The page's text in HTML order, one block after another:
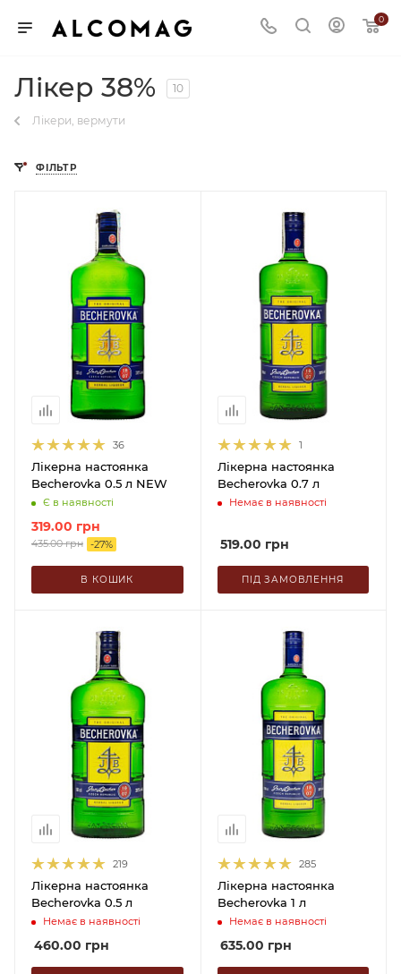
0
Лікер 38% 10
Лікери, вермути
ФІЛЬТР
36
Лікерна настоянка
Becherovka 0.5 л NEW
Є в наявності
319.00 грн
435.00грн -27%
В КОШИК
1
Лікерна настоянка
Becherovka 0.7 л
Немає в наявності
519.00 грн
ПІД ЗАМОВЛЕННЯ
219
Лікерна настоянка
Becherovka 0.5 л
Немає в наявності
460.00 грн
285
Лікерна настоянка
Becherovka 1 л
Немає в наявності
635.00 грн